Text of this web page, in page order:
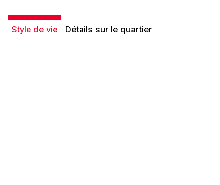
Style de vie Détails sur le quartier